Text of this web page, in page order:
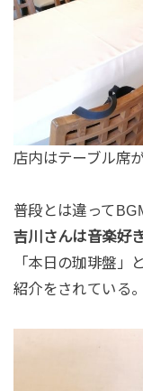
店内はテーブル席
普段とは違って
吉川さんは音楽好
「本日の珈琲盤」
紹介をされている。